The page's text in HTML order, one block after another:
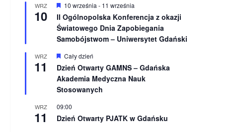
WRZ
10
W
y
r
ó
ż
n
o
n
e
10 września - 11 września
II Ogólnopolska Konferencja z okazji
Światowego Dnia Zapobiegania
Samobójstwom – Uniwersytet Gdański
WRZ
11
W
y
r
ó
ż
n
o
n
Cały dzień
Dzień Otwarty GAMNS – Gdańska
Akademia Medyczna Nauk
Stosowanych
WRZ
11
09:00
Dzień Otwarty PJATK w Gdańsku